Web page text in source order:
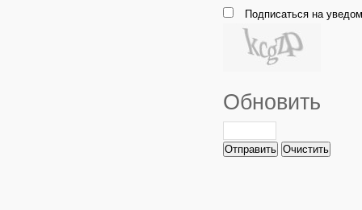
Подписаться на
Обновить
Отправить Очистить